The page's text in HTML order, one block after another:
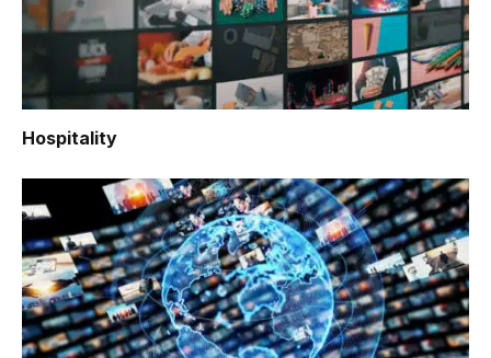
Hospitality